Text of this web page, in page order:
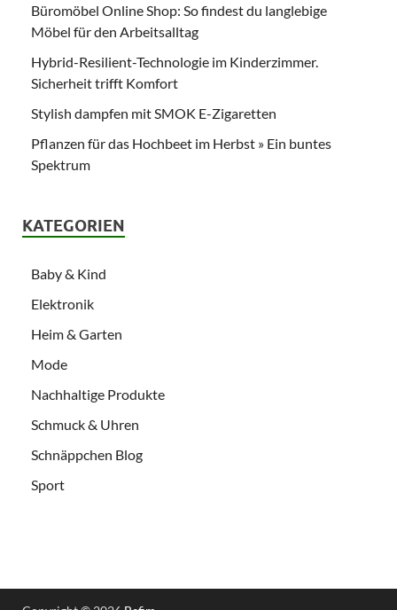
Büromöbel Online Shop: So findest du langlebige
Möbel für den Arbeitsalltag
Hybrid-Resilient-Technologie im Kinderzimmer.
Sicherheit trifft Komfort
Stylish dampfen mit SMOK E-Zigaretten
Pflanzen für das Hochbeet im Herbst » Ein buntes
Spektrum
KATEGORIEN
Baby & Kind
Elektronik
Heim & Garten
Mode
Nachhaltige Produkte
Schmuck & Uhren
Schnäppchen Blog
Sport